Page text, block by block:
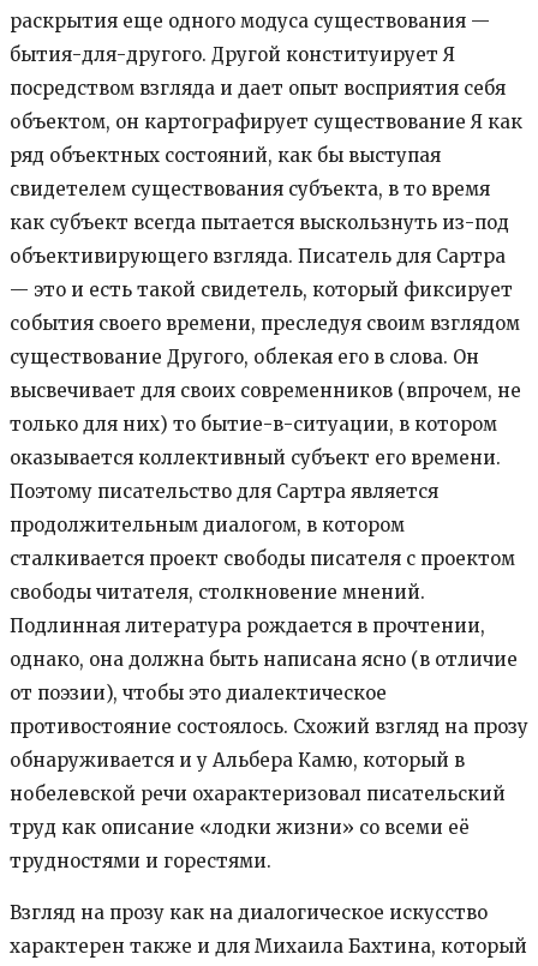
раскрытия еще одного модуса существования —
бытия-для-другого. Другой конституирует Я
посредством взгляда и дает опыт восприятия себя
объектом, он картографирует существование Я как
ряд объектных состояний, как бы выступая
свидетелем существования субъекта, в то время
как субъект всегда пытается выскользнуть из-под
объективирующего взгляда. Писатель для Сартра
— это и есть такой свидетель, который фиксирует
события своего времени, преследуя своим взглядом
существование Другого, облекая его в слова. Он
высвечивает для своих современников (впрочем, не
только для них) то бытие-в-ситуации, в котором
оказывается коллективный субъект его времени.
Поэтому писательство для Сартра является
продолжительным диалогом, в котором
сталкивается проект свободы писателя с проектом
свободы читателя, столкновение мнений.
Подлинная литература рождается в прочтении,
однако, она должна быть написана ясно (в отличие
от поэзии), чтобы это диалектическое
противостояние состоялось. Схожий взгляд на прозу
обнаруживается и у Альбера Камю, который в
нобелевской речи охарактеризовал писательский
труд как описание «лодки жизни» со всеми её
трудностями и горестями.
Взгляд на прозу как на диалогическое искусство
характерен также и для Михаила Бахтина, который